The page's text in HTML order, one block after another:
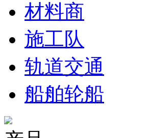
材料商
施工队
轨道交通
船舶轮船